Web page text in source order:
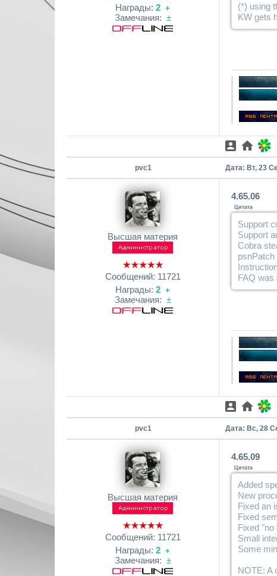
Награды: 2 +
Замечания: ±
(*) using
KW gets
pvc1 Дата: Вт, 23
Высшая материя
Сообщений: 11721
Награды: 2 +
Замечания: ±
4.65.06
Цитата
Support
Support
Cobra
psnPatch
FAQ was
pvc1 Дата: Вс, 28
Высшая материя
Сообщений: 11721
Награды: 2 +
Замечания: ±
4.65.09
Цитата
Added
New
Fixed an
Fixed
Fixed "no
Small
Some
NOTE: A